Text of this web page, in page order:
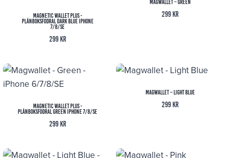
Magnetic Wallet Plus -
Plånboksfodral Dark Blue iPhone
7/8/SE
299 kr
Magwallet – Green
299 kr
Magnetic Wallet Plus -
Plånboksfodral Green iPhone 7/8/SE
299 kr
Magwallet – Light Blue
299 kr